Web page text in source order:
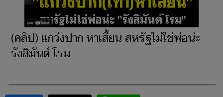
(คลิป) แกว่งปาก หาเสี้ยน สหรัฐไม่ใช่พ่อน่ะ
รังสิมันต์ โรม